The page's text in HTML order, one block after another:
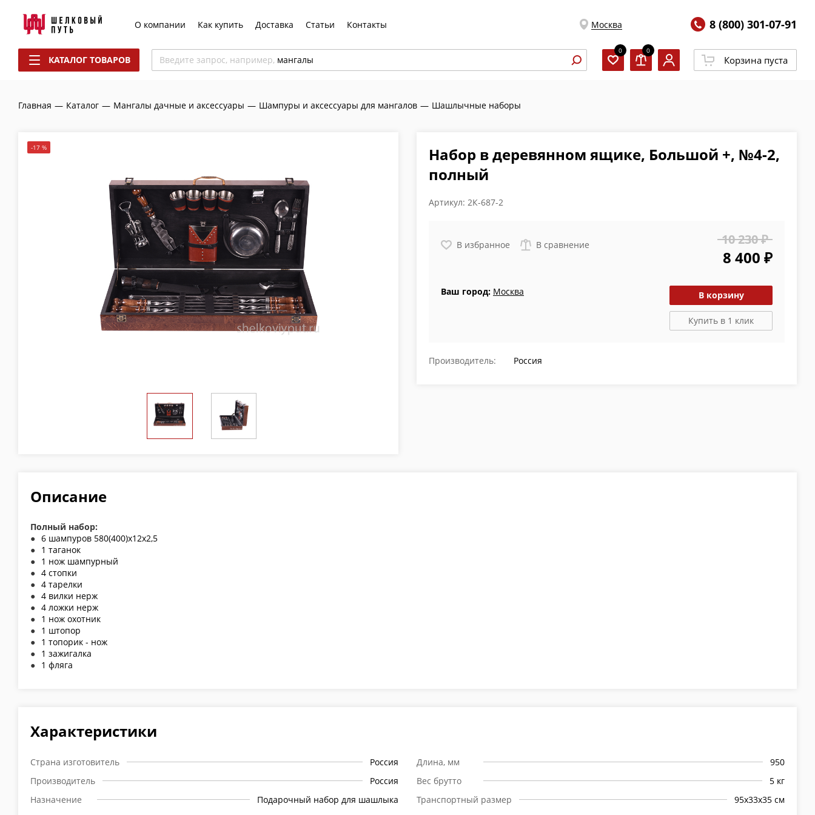
О компании Как купить Доставка Статьи Контакты Москва 8 (800) 301-07-91
КАТАЛОГ ТОВАРОВ Введите запрос, например, мангалы
0 0
Корзина пуста
Главная — Каталог — Мангалы дачные и аксессуары — Шампуры и аксессуары для мангалов — Шашлычные наборы
-17 %
Набор в деревянном ящике, Большой +, №4-2,
полный
Артикул: 2К-687-2
В избранное В сравнение 10 230 ₽
8 400 ₽
Ваш город: Москва В корзину
Купить в 1 клик
Производитель: Россия
Описание
Полный набор:
6 шампуров 580(400)х12х2,5
1 таганок
1 нож шампурный
4 стопки
4 тарелки
4 вилки нерж
4 ложки нерж
1 нож охотник
1 штопор
1 топорик - нож
1 зажигалка
1 фляга
Характеристики
Страна изготовитель
Россия
Производитель
Россия
Назначение
Подарочный набор для шашлыка
Длина, мм
950
Вес брутто
5 кг
Транспортный размер
95х33х35 см